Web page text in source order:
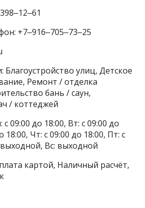
+7‒916‒705‒73‒25
Благоустройство улиц, Детское
Ремонт / отделка
бань / саун,
/ коттеджей
09:00 до 18:00, Вт: с 09:00 до
18:00, Чт: с 09:00 до 18:00, Пт: с
выходной, Вс: выходной
картой, Наличный расчёт,